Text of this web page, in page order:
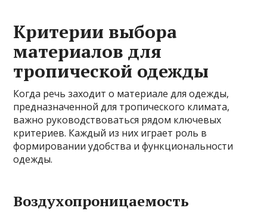
Критерии выбора
материалов для
тропической одежды
Когда речь заходит о материале для одежды,
предназначенной для тропического климата,
важно руководствоваться рядом ключевых
критериев. Каждый из них играет роль в
формировании удобства и функциональности
одежды.
Воздухопроницаемость